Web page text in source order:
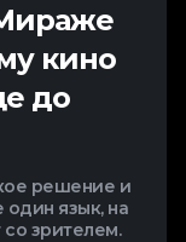
кино
до
решение и
язык, на
зрителем.